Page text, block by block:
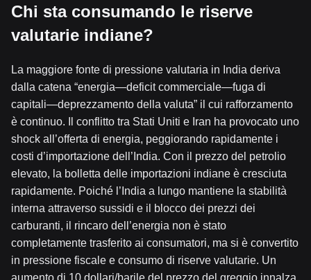
Chi sta consumando le riserve
valutarie indiane?
La maggiore fonte di pressione valutaria in India deriva
dalla catena “energia—deficit commerciale—fuga di
capitali—deprezzamento della valuta” il cui rafforzamento
è continuo. Il conflitto tra Stati Uniti e Iran ha provocato uno
shock all’offerta di energia, peggiorando rapidamente i
costi d’importazione dell’India. Con il prezzo del petrolio
elevato, la bolletta delle importazioni indiane è cresciuta
rapidamente. Poiché l’India a lungo mantiene la stabilità
interna attraverso sussidi e il blocco dei prezzi dei
carburanti, il rincaro dell’energia non è stato
completamente trasferito ai consumatori, ma si è convertito
in pressione fiscale e consumo di riserve valutarie. Un
aumento di 10 dollari/barile del prezzo del greggio innalza